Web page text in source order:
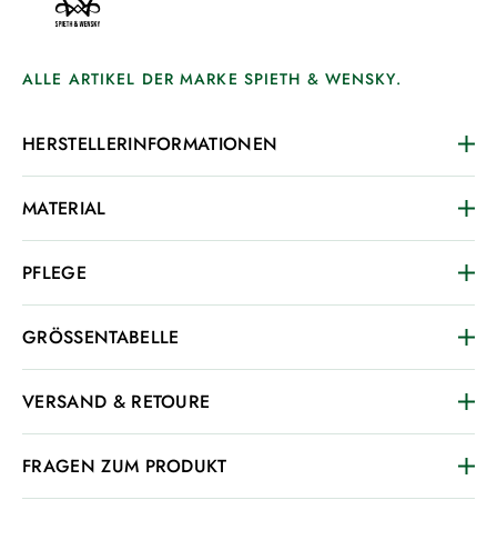
ALLE ARTIKEL DER MARKE SPIETH & WENSKY.
HERSTELLERINFORMATIONEN
MATERIAL
PFLEGE
GRÖSSENTABELLE
VERSAND & RETOURE
FRAGEN ZUM PRODUKT